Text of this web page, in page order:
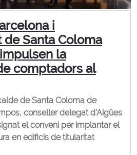
i
de Santa Coloma
la
comptadors al
de Santa Coloma de
conseller delegat d’Aigües
el conveni per implantar el
en edificis de titularitat